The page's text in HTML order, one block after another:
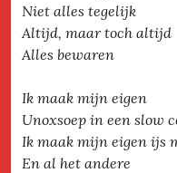
Niet alles tegelijk
Altijd, maar toch altijd
Alles bewaren
Ik maak mijn eigen
Unoxsoep in een slow
Ik maak mijn eigen ijs
En al het andere